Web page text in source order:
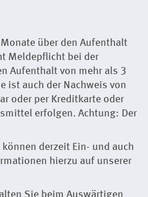
über den Aufenthalt
Meldepflicht bei der
Aufenthalt von mehr als 3
ist auch der Nachweis von
oder per Kreditkarte oder
erfolgen. Achtung: Der
derzeit Ein- und auch
hierzu auf unserer
Sie beim Auswärtigen